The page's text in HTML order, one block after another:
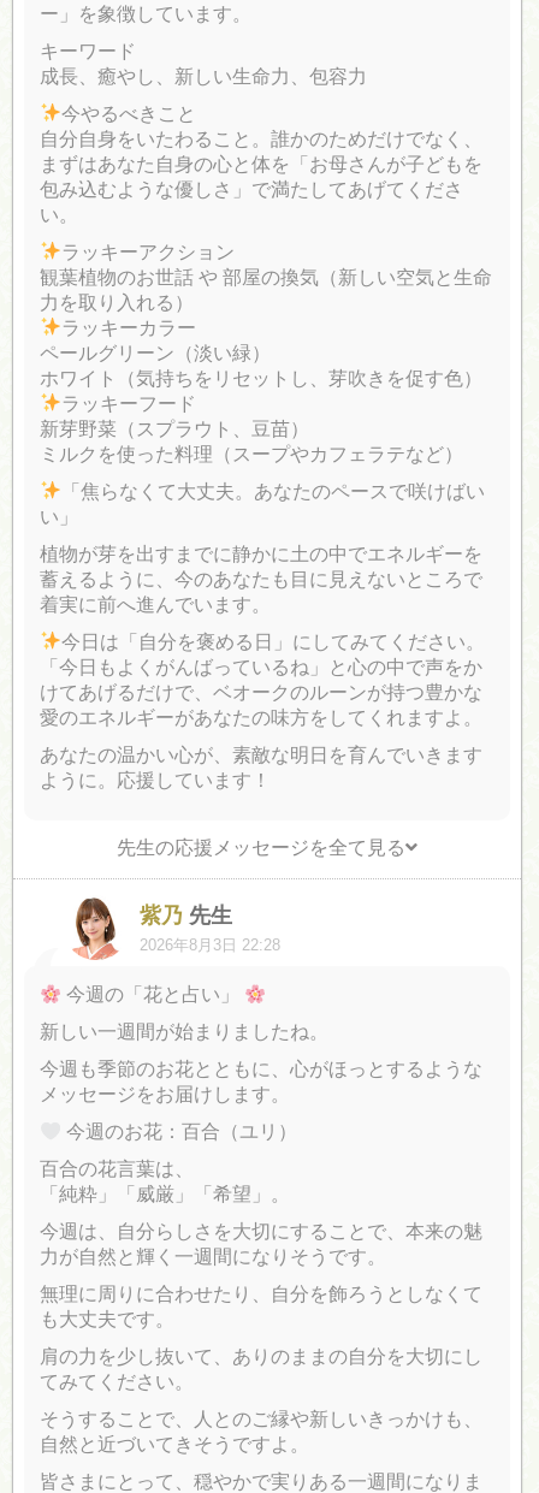
ー」を象徴しています。
キーワード
成長、癒やし、新しい生命力、包容力
今やるべきこと
自分自身をいたわること。誰かのためだけでなく、
まずはあなた自身の心と体を「お母さんが子どもを
包み込むような優しさ」で満たしてあげてくださ
い。
ラッキーアクション
観葉植物のお世話 や 部屋の換気（新しい空気と生命
力を取り入れる）
ラッキーカラー
ペールグリーン（淡い緑）
ホワイト（気持ちをリセットし、芽吹きを促す色）
ラッキーフード
新芽野菜（スプラウト、豆苗）
ミルクを使った料理（スープやカフェラテなど）
「焦らなくて大丈夫。あなたのペースで咲けばい
い」
植物が芽を出すまでに静かに土の中でエネルギーを
蓄えるように、今のあなたも目に見えないところで
着実に前へ進んでいます。
今日は「自分を褒める日」にしてみてください。
「今日もよくがんばっているね」と心の中で声をか
けてあげるだけで、ベオークのルーンが持つ豊かな
愛のエネルギーがあなたの味方をしてくれますよ。
あなたの温かい心が、素敵な明日を育んでいきます
ように。応援しています！
先生の応援メッセージを全て見る
紫乃 先生
2026年8月3日 22:28
今週の「花と占い」
新しい一週間が始まりましたね。
今週も季節のお花とともに、心がほっとするような
メッセージをお届けします。
今週のお花：百合（ユリ）
百合の花言葉は、
「純粋」「威厳」「希望」。
今週は、自分らしさを大切にすることで、本来の魅
力が自然と輝く一週間になりそうです。
無理に周りに合わせたり、自分を飾ろうとしなくて
も大丈夫です。
肩の力を少し抜いて、ありのままの自分を大切にし
てみてください。
そうすることで、人とのご縁や新しいきっかけも、
自然と近づいてきそうですよ。
皆さまにとって、穏やかで実りある一週間になりま